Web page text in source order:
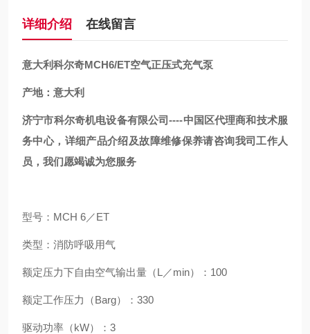
详细介绍 在线留言
意大利科尔奇MCH6/ET空气正压式充气泵
产地：意大利
济宁市科尔奇机电设备有限公司----中国区代理商和技术服
务中心，详细产品介绍及故障维修保养请咨询我司工作人
员，我们愿竭诚为您服务
型号：MCH 6／ET
类型：消防呼吸用气
额定压力下自由空气输出量（L／min）：100
额定工作压力（Barg）：330
驱动功率（kW）：3